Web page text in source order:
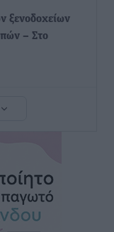
ξενοδοχείων
– Στο
–
στο
μητέρα και